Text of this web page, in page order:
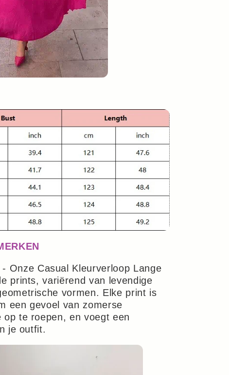
- Onze Casual Kleurverloop Lange
prints, variërend van levendige
vormen. Elke print is
een gevoel van zomerse
op te roepen, en voegt een
je outfit.